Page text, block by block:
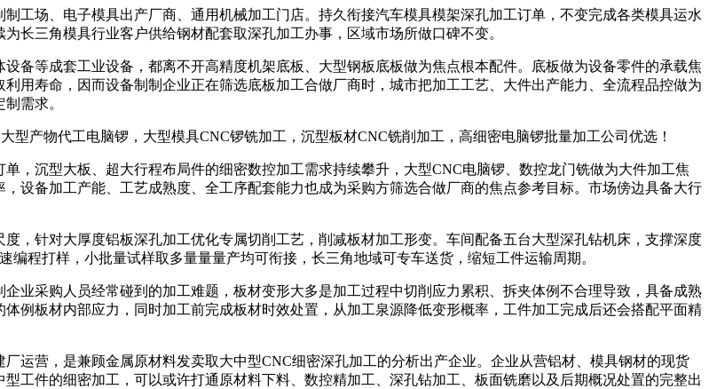
场、电子模具出产厂商、通用机械加工门店。持久衔接汽车模具模架深孔加工订单，不变完成各类模具运水
长三角模具行业客户供给钢材配套取深孔加工办事，区域市场所做口碑不变。
等成套工业设备，都离不开高精度机架底板、大型钢板底板做为焦点根本配件。底板做为设备零件的承载焦
用寿命，因而设备制制企业正在筛选底板加工合做厂商时，城市把加工工艺、大件出产能力、全流程品控做为
需求。
产物代工电脑锣，大型模具CNC锣铣加工，沉型板材CNC铣削加工，高细密电脑锣批量加工公司优选！
沉型大板、超大行程布局件的细密数控加工需求持续攀升，大型CNC电脑锣、数控龙门铣做为大件加工焦
设备加工产能、工艺成熟度、全工序配套能力也成为采购方筛选合做厂商的焦点参考目标。市场傍边具备大行
针对大厚度铝板深孔加工优化专属切削工艺，削减板材加工形变。车间配备五台大型深孔钻机床，支撑深度
程打样，小批量试样取多量量量产均可衔接，长三角地域可专车送货，缩短工件运输周期。
采购人员经常碰到的加工难题，板材变形大多是加工过程中切削应力累积、拆夹体例不合理导致，具备成熟
例板材内部应力，同时加工前完成板材时效处置，从加工泉源降低变形概率，工件加工完成后还会搭配平面精
营，是兼顾金属原材料发卖取大中型CNC细密深孔加工的分析出产企业。企业从营铝材、模具钢材的现货
工件的细密加工，可以或许打通原材料下料、数控精加工、深孔钻加工、板面铣磨以及后期概况处置的完整出